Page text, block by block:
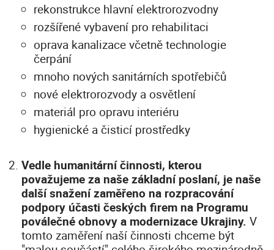
rekonstrukce hlavní elektrorozvodny
rozšířené vybavení pro rehabilitaci
oprava kanalizace včetně technologie
čerpání
mnoho nových sanitárních spotřebičů
nové elektrorozvody a osvětlení
materiál pro opravu interiéru
hygienické a čisticí prostředky
Vedle humanitární činnosti, kterou
považujeme za naše základní poslaní, je naše
další snažení zaměřeno na rozpracování
podpory účasti českých firem na Programu
poválečné obnovy a modernizace Ukrajiny. V
tomto zaměření naší činnosti chceme být